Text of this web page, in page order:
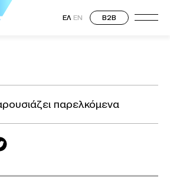
ΕΛ EN B2B
παρελκόμενα